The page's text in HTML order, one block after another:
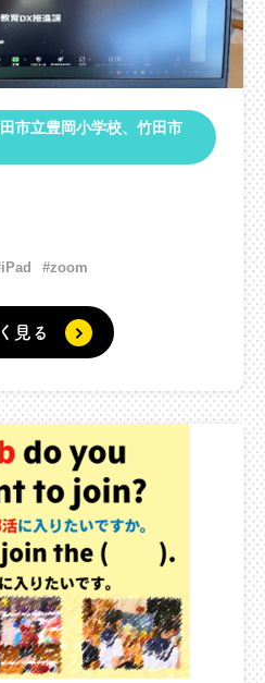
市立豊岡小学校、竹田市
#zoom
見る